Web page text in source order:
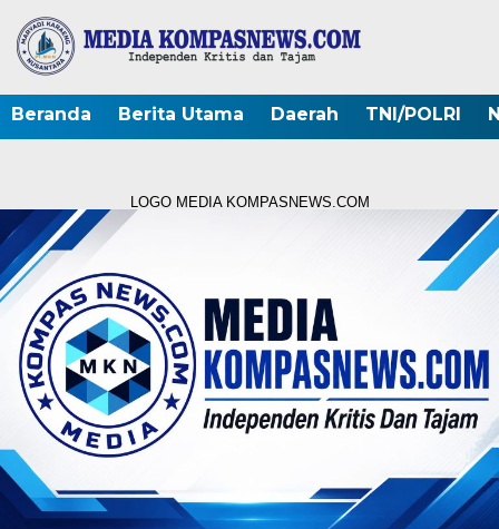
Beranda Berita Utama Daerah TNI/POLRI
LOGO MEDIA KOMPASNEWS.COM